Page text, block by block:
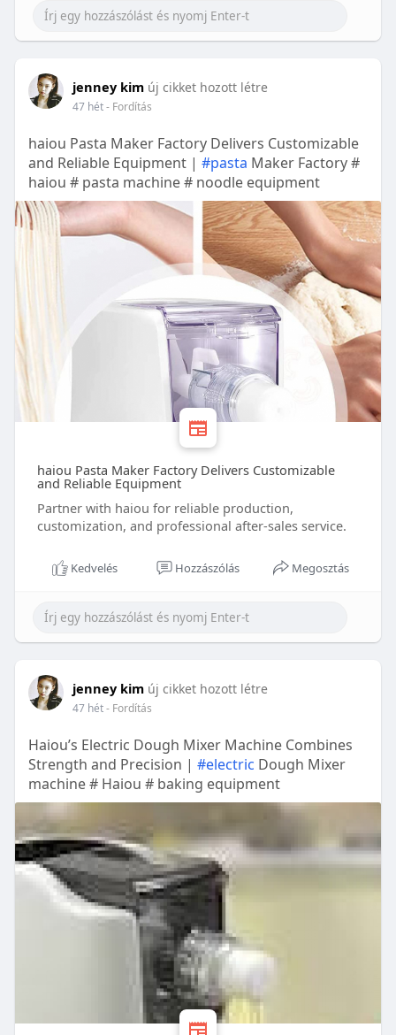
jenney kim új cikket hozott létre
47 hét- Fordítás
haiou Pasta Maker Factory Delivers Customizable
and Reliable Equipment | #pasta Maker Factory #
haiou # pasta machine # noodle equipment
haiou Pasta Maker Factory Delivers Customizable
and Reliable Equipment
Partner with haiou for reliable production,
customization, and professional after-sales service.
Kedvelés Hozzászólás Megosztás
jenney kim új cikket hozott létre
47 hét- Fordítás
Haiou’s Electric Dough Mixer Machine Combines
Strength and Precision | #electric Dough Mixer
machine # Haiou # baking equipment